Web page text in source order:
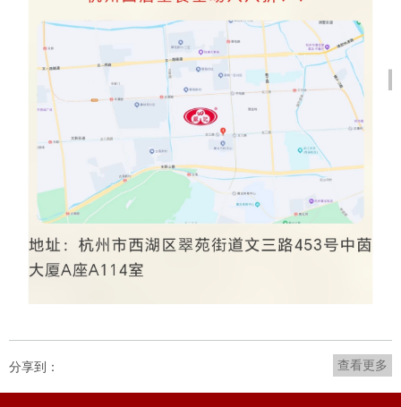
查看更多
分享到：